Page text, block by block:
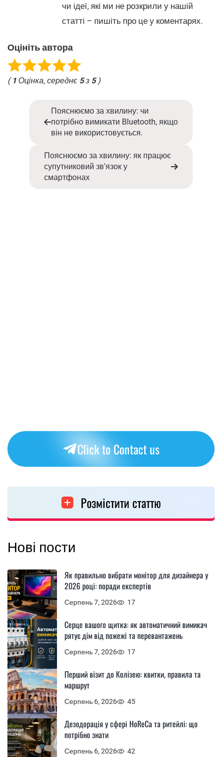
чи ідеї, які ми не розкрили у нашій
статті – пишіть про це у коментарях.
Оцініть автора
( 1 Оцінка, середнє 5з 5)
Пояснюємо за хвилину: чи
потрібно вимикати Bluetooth, якщо
він не використовується.
Пояснюємо за хвилину: як працює
супутниковий зв'язок у
смартфонах
Click to Contact us
Розмістити статтю
Нові пости
Серпень 7, 2026 17
Як правильно вибрати монітор для дизайнера у
2026 році: поради експертів
Серпень 7, 2026 17
Серце вашого щитка: як автоматичний вимикач
рятує дім від пожежі та перевантажень
Серпень 6, 2026 45
Перший візит до Колізею: квитки, правила та
маршрут
Серпень 6, 2026 42
Дезодорація у сфері HoReCa та ритейлі: що
потрібно знати